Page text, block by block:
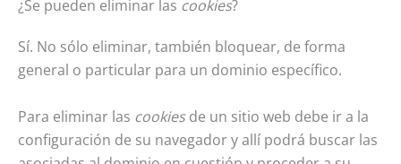
¿Se pueden eliminar las cookies?
Sí. No sólo eliminar, también bloquear, de forma
general o particular para un dominio específico.
Para eliminar las cookiesde un sitio web debe ir a la
configuración de su navegador y allí podrá buscar las